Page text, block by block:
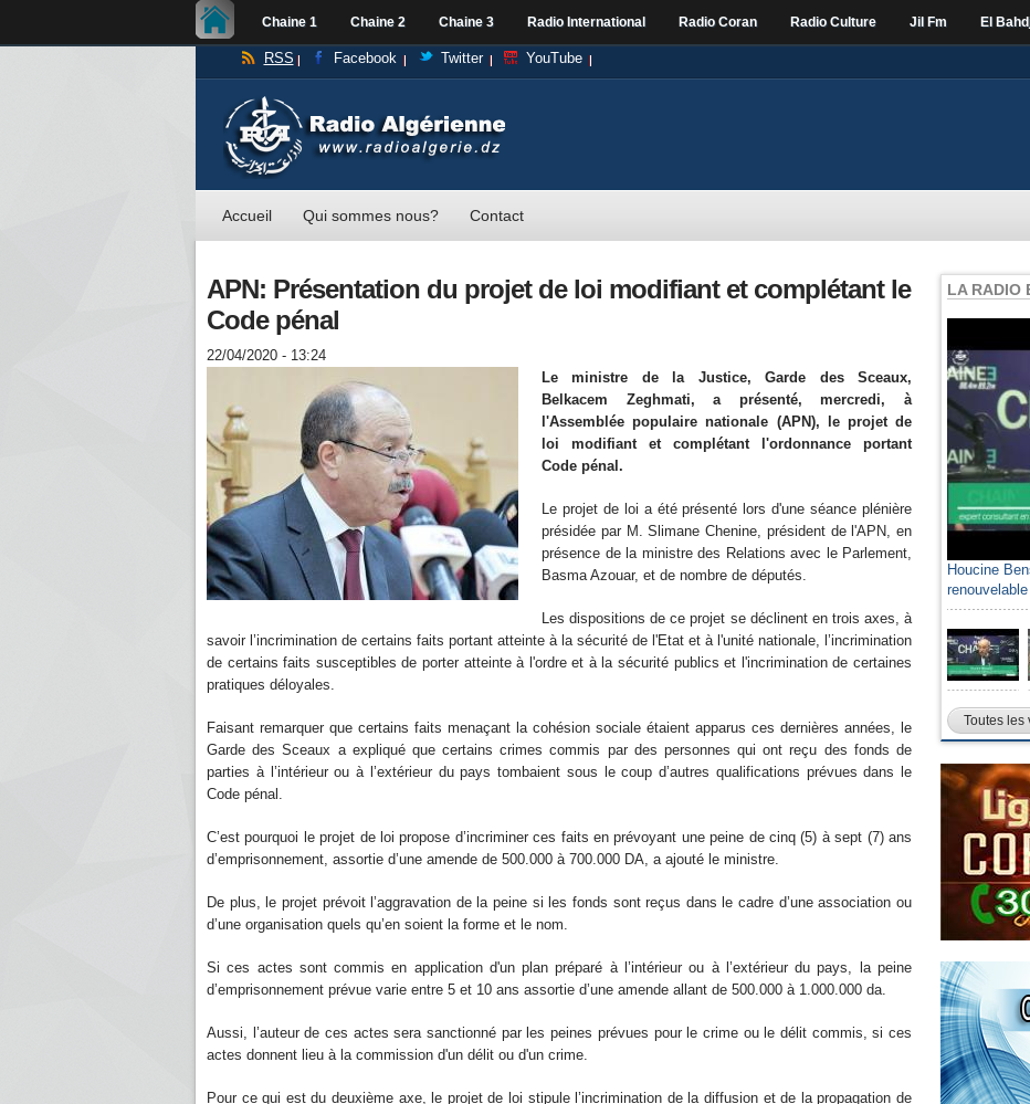
Chaine 1 Chaine 2 Chaine 3 Radio International Radio Coran Radio Culture Jil Fm El
RSS Facebook Twitter YouTube
Accueil Qui sommes nous? Contact
APN: Présentation du projet de loi modifiant et complétant le
Code pénal
22/04/2020 - 13:24
Le ministre de la Justice, Garde des Sceaux,
Belkacem Zeghmati, a présenté, mercredi, à
l'Assemblée populaire nationale (APN), le projet de
loi modifiant et complétant l'ordonnance portant
Code pénal.
Le projet de loi a été présenté lors d'une séance plénière
présidée par M. Slimane Chenine, président de l'APN, en
présence de la ministre des Relations avec le Parlement,
Basma Azouar, et de nombre de députés.
Les dispositions de ce projet se déclinent en trois axes, à
savoir l’incrimination de certains faits portant atteinte à la sécurité de l'Etat et à l'unité nationale, l’incrimination
de certains faits susceptibles de porter atteinte à l'ordre et à la sécurité publics et l'incrimination de certaines
pratiques déloyales.
Faisant remarquer que certains faits menaçant la cohésion sociale étaient apparus ces dernières années, le
Garde des Sceaux a expliqué que certains crimes commis par des personnes qui ont reçu des fonds de
parties à l’intérieur ou à l’extérieur du pays tombaient sous le coup d’autres qualifications prévues dans le
Code pénal.
C’est pourquoi le projet de loi propose d’incriminer ces faits en prévoyant une peine de cinq (5) à sept (7) ans
d’emprisonnement, assortie d’une amende de 500.000 à 700.000 DA, a ajouté le ministre.
De plus, le projet prévoit l’aggravation de la peine si les fonds sont reçus dans le cadre d’une association ou
d’une organisation quels qu’en soient la forme et le nom.
Si ces actes sont commis en application d'un plan préparé à l’intérieur ou à l’extérieur du pays, la peine
d’emprisonnement prévue varie entre 5 et 10 ans assortie d’une amende allant de 500.000 à 1.000.000 da.
Aussi, l’auteur de ces actes sera sanctionné par les peines prévues pour le crime ou le délit commis, si ces
actes donnent lieu à la commission d'un délit ou d'un crime.
Pour ce qui est du deuxième axe, le projet de loi stipule l’incrimination de la diffusion et de la propagation de
LA RADIO
Houcine
renouvelable
Toutes les